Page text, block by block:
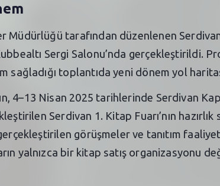
tarafından düzenlenen
Sergi Salonu’nda gerçekleştirildi.
sağladığı toplantıda yeni dönem yol
4–13 Nisan 2025 tarihlerinde Serdivan
Serdivan 1. Kitap Fuarı’nın
görüşmeler ve tanıtım
yalnızca bir kitap satış organizasyonu